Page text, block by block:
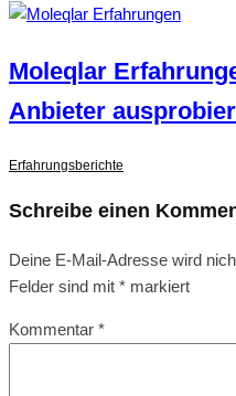
Moleqlar
Anbieter
Erfahrungsberichte
Schreibe einen
Deine E-Mail-Adresse wird
Felder sind mit * markiert
Kommentar *